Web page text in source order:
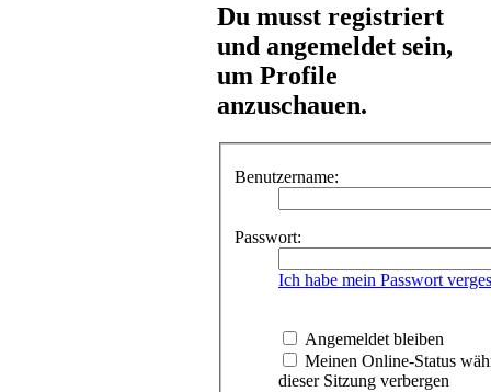
Du musst registriert
und angemeldet sein,
um Profile
anzuschauen.
Benutzername:
Passwort:
Ich habe mein Passwort
Angemeldet bleiben
Meinen Online-Status
dieser Sitzung verbergen